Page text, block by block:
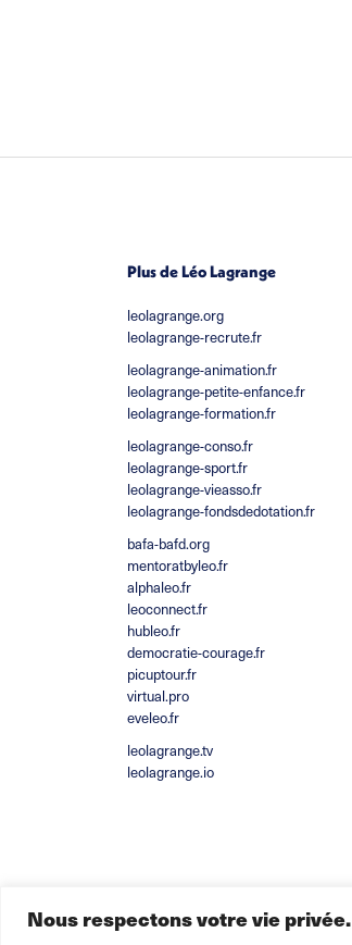
Nous respectons votre vie privée.
Plus de Léo Lagrange
leolagrange.org
leolagrange-recrute.fr
leolagrange-animation.fr
leolagrange-petite-enfance.fr
leolagrange-formation.fr
leolagrange-conso.fr
leolagrange-sport.fr
leolagrange-vieasso.fr
leolagrange-fondsdedotation.fr
bafa-bafd.org
mentoratbyleo.fr
alphaleo.fr
leoconnect.fr
hubleo.fr
democratie-courage.fr
picuptour.fr
virtual.pro
eveleo.fr
leolagrange.tv
leolagrange.io